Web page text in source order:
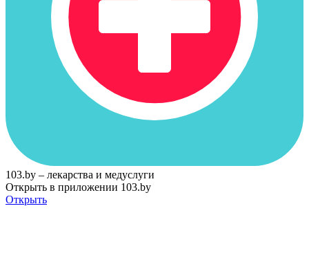
103.by – лекарства и медуслуги
Открыть в приложении 103.by
Открыть